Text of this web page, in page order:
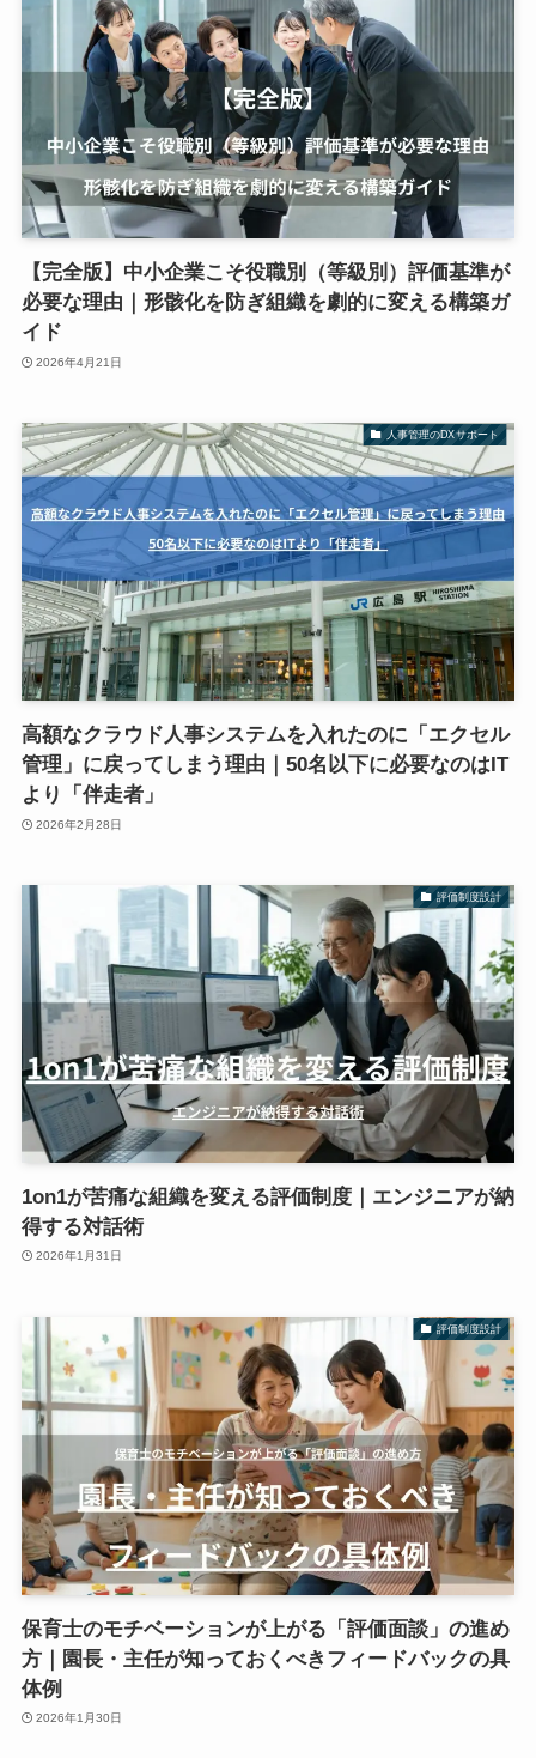
【完全版】中小企業こそ役職別（等級別）評価基準が
必要な理由｜形骸化を防ぎ組織を劇的に変える構築ガ
イド
2026年4月21日
人事管理のDXサポート
高額なクラウド人事システムを入れたのに「エクセル
管理」に戻ってしまう理由｜50名以下に必要なのはIT
より「伴走者」
2026年2月28日
評価制度設計
1on1が苦痛な組織を変える評価制度｜エンジニアが納
得する対話術
2026年1月31日
評価制度設計
保育士のモチベーションが上がる「評価面談」の進め
方｜園長・主任が知っておくべきフィードバックの具
体例
2026年1月30日